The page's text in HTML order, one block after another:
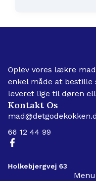
Oplev vores lækre
enkel måde at bestille
leveret lige til døren
Kontakt Os
66 12 44 99
Holkebjergvej 63
Menu